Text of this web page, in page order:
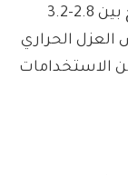
بسماكة تتراوح بين 8-10 مم، ووزن يتراوح بين 2.8-3.2
الحراري
الاستخدامات